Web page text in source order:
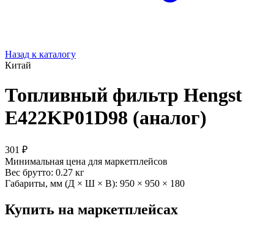
Назад к каталогу
Китай
Топливный фильтр Hengst
E422KP01D98 (аналог)
301 ₽
Минимальная цена для маркетплейсов
Вес брутто: 0.27 кг
Габариты, мм (Д × Ш × В): 950 × 950 × 180
Купить на маркетплейсах